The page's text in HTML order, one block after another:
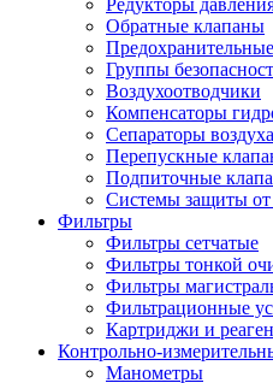
Обратные клапаны
Группы
Воздухоотводчики
Компенсаторы
Сепараторы
Перепускные
Подпиточные
Системы защиты от
Фильтры
Фильтры сетчатые
Фильтры тонкой
Фильтры
Фильтрационные
Картриджи и
Контрольно-
Манометры